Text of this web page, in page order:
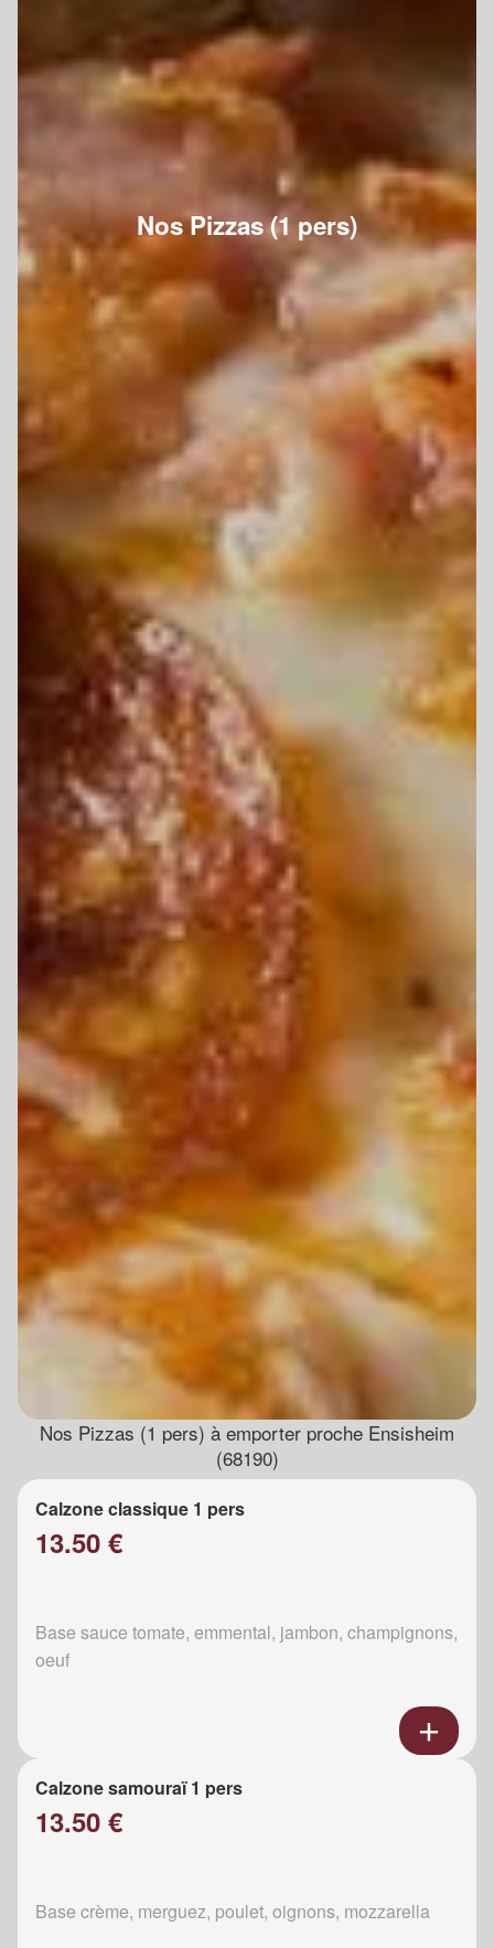
Nos Pizzas (1 pers)
Nos Pizzas (1 pers) à emporter proche Ensisheim
(68190)
Calzone classique 1 pers
13.50 €
Base sauce tomate, emmental, jambon, champignons,
oeuf
Calzone samouraï 1 pers
13.50 €
Base crème, merguez, poulet, oignons, mozzarella